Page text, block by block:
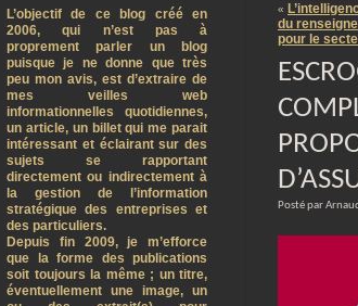
«
du
pour le
Posté par
L’objectif de ce blog créé en
2006, qui n’est pas à
proprement parler un blog
puisque je ne donne que très
peu mon avis, est d’extraire de
mes veilles web
informationnelles quotidiennes,
un article, un billet qui me parait
intéressant et éclairant sur des
sujets se rapportant
directement ou indirectement à
la gestion de l’information
stratégique des entreprises et
des particuliers.
Depuis fin 2009, je m’efforce
que la forme des publications
soit toujours la même ; un titre,
éventuellement une image, un